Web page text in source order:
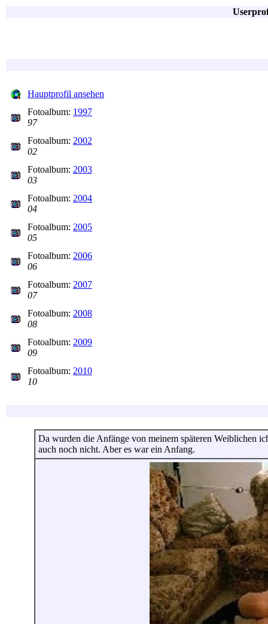
Hauptprofil ansehen
Fotoalbum: 1997
97
Fotoalbum: 2002
02
Fotoalbum: 2003
03
Fotoalbum: 2004
04
Fotoalbum: 2005
05
Fotoalbum: 2006
06
Fotoalbum: 2007
07
Fotoalbum: 2008
08
Fotoalbum: 2009
09
Fotoalbum: 2010
10
Da wurden die Anfänge von meinem späteren Weiblichen
auch noch nicht. Aber es war ein Anfang.